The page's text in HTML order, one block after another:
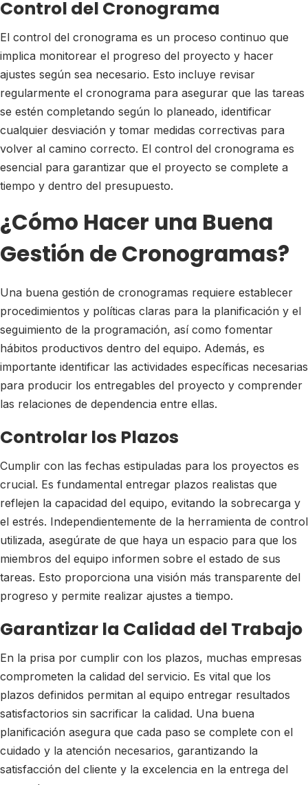
Control del Cronograma
El control del cronograma es un proceso continuo que
implica monitorear el progreso del proyecto y hacer
ajustes según sea necesario. Esto incluye revisar
regularmente el cronograma para asegurar que las tareas
se estén completando según lo planeado, identificar
cualquier desviación y tomar medidas correctivas para
volver al camino correcto. El control del cronograma es
esencial para garantizar que el proyecto se complete a
tiempo y dentro del presupuesto.
¿Cómo Hacer una Buena
Gestión de Cronogramas?
Una buena gestión de cronogramas requiere establecer
procedimientos y políticas claras para la planificación y el
seguimiento de la programación, así como fomentar
hábitos productivos dentro del equipo. Además, es
importante identificar las actividades específicas necesarias
para producir los entregables del proyecto y comprender
las relaciones de dependencia entre ellas.
Controlar los Plazos
Cumplir con las fechas estipuladas para los proyectos es
crucial. Es fundamental entregar plazos realistas que
reflejen la capacidad del equipo, evitando la sobrecarga y
el estrés. Independientemente de la herramienta de control
utilizada, asegúrate de que haya un espacio para que los
miembros del equipo informen sobre el estado de sus
tareas. Esto proporciona una visión más transparente del
progreso y permite realizar ajustes a tiempo.
Garantizar la Calidad del Trabajo
En la prisa por cumplir con los plazos, muchas empresas
comprometen la calidad del servicio. Es vital que los
plazos definidos permitan al equipo entregar resultados
satisfactorios sin sacrificar la calidad. Una buena
planificación asegura que cada paso se complete con el
cuidado y la atención necesarios, garantizando la
satisfacción del cliente y la excelencia en la entrega del